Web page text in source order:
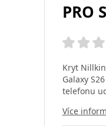
PRO
Kryt
Galaxy
telefonu
Více